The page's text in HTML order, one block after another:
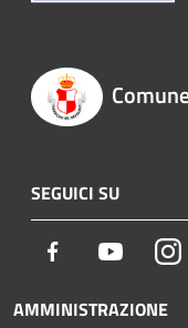
SEGUICI SU
Facebook Youtube
AMMINISTRAZIONE